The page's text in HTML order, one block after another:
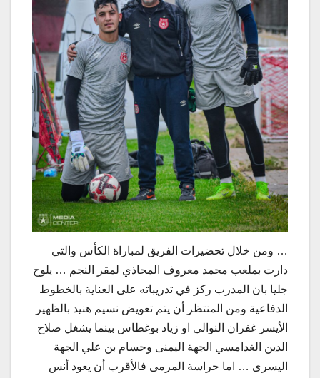
… ومن خلال تحضيرات الفريق لمباراة الكأس والتي
دارت بملعب محمد معروف المحاذي لمقر النجم … يلوح
جليا بان المدرب ركز في تدريباته على العناية بالخطوط
الدفاعية ومن المنتظر أن يتم تعويض نسيم هنيد بالظهير
الأيسر غفران النوالي او زياد بوغطاس بينما يشغل صلاح
الدين الغدامسي الجهة اليمنى وحسام بن علي الجهة
اليسرى … اما حراسة المرمى فالأقرب أن يعود أنس